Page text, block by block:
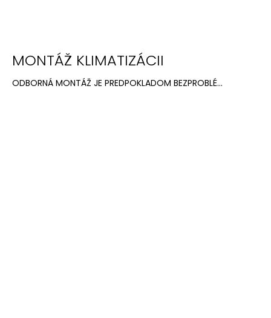
MONTÁŽ KLIMATIZÁCII
ODBORNÁ MONTÁŽ JE PREDPOKLADOM BEZPROBLÉ...